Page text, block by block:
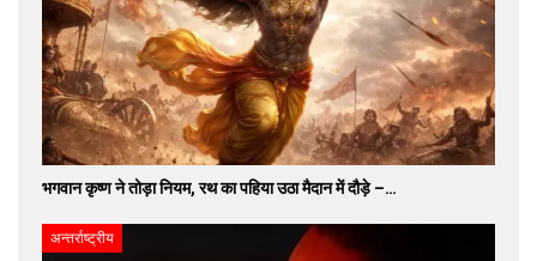
भगवान कृष्ण ने तोड़ा नियम, रथ का पहिया उठा मैदान में दौड़े –…
अन्तर्राष्ट्रीय